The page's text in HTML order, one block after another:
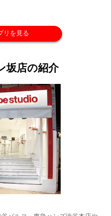
リを見る
坂店の紹介